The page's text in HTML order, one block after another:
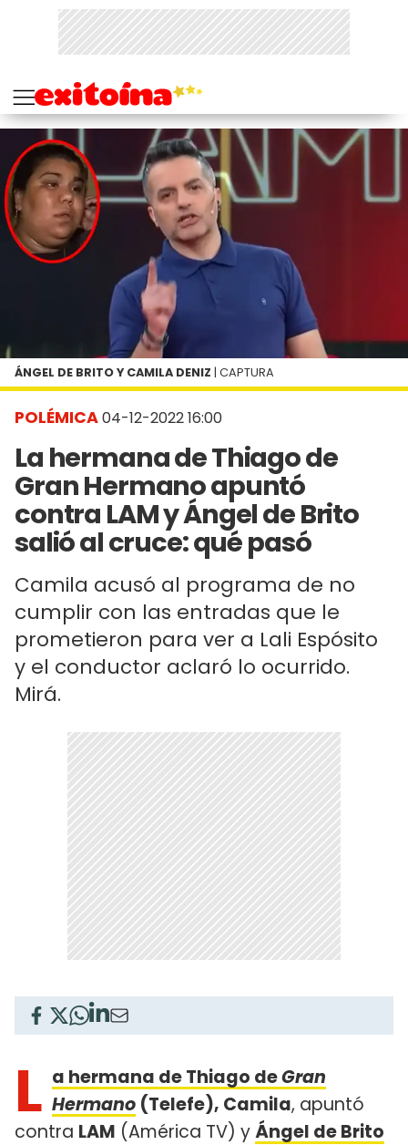
POLÉMICA04-12-2022 16:00
La hermana de Thiago de
Gran Hermano apuntó
contra LAM y Ángel de Brito
salió al cruce: qué pasó
Camila acusó al programa de no
cumplir con las entradas que le
prometieron para ver a Lali Espósito
y el conductor aclaró lo ocurrido.
Mirá.
ÁNGEL DE BRITO Y CAMILA DENIZ | CAPTURA
L a hermana de Thiago deGran
Hermano (Telefe), Camila, apuntó
contra LAM (América TV) yÁngel de Brito